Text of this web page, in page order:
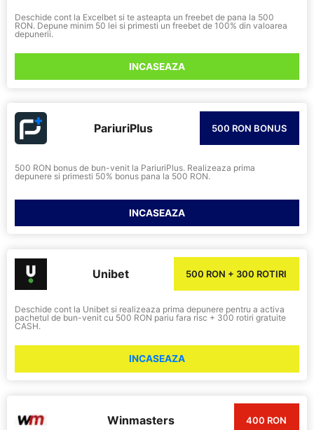
Deschide cont la Excelbet si te asteapta un freebet de pana la 500
RON. Depune minim 50 lei si primesti un freebet de 100% din valoarea
depunerii.
INCASEAZA
PariuriPlus 500 RON BONUS
500 RON bonus de bun-venit la PariuriPlus. Realizeaza prima
depunere si primesti 50% bonus pana la 500 RON.
INCASEAZA
Unibet 500 RON + 300 ROTIRI
Deschide cont la Unibet si realizeaza prima depunere pentru a activa
pachetul de bun-venit cu 500 RON pariu fara risc + 300 rotiri gratuite
CASH.
INCASEAZA
Winmasters 400 RON